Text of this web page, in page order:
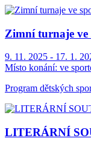
Zimní turnaje ve
9. 11. 2025 - 17. 1.
Místo konání: ve
Program dětských
LITERÁRNÍ